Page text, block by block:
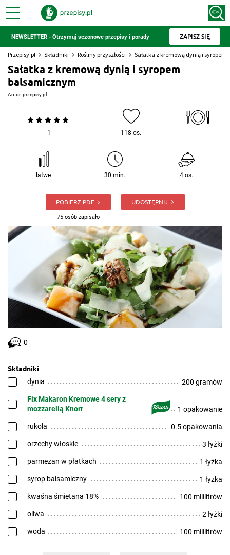
NEWSLETTER - Otrzymuj sezonowe przepisy i porady ZAPISZ SIĘ
Przepisy.pl Składniki Rośliny przyszłości Sałatka z kremową dynią i
Sałatka z kremową dynią i syropem
balsamicznym
Autor:przepisy.pl
1 118 os.
łatwe 30 min. 4 os.
POBIERZ PDF
75 osób zapisało
UDOSTĘPNIJ
0
Składniki
dynia 200 gramów
Fix Makaron Kremowe 4 sery z
mozzarellą Knorr
1 opakowanie
rukola 0.5 opakowania
orzechy włoskie 3 łyżki
parmezan w płatkach 1 łyżka
syrop balsamiczny 1 łyżka
kwaśna śmietana 18% 100 mililitrów
oliwa 2 łyżki
woda 100 mililitrów